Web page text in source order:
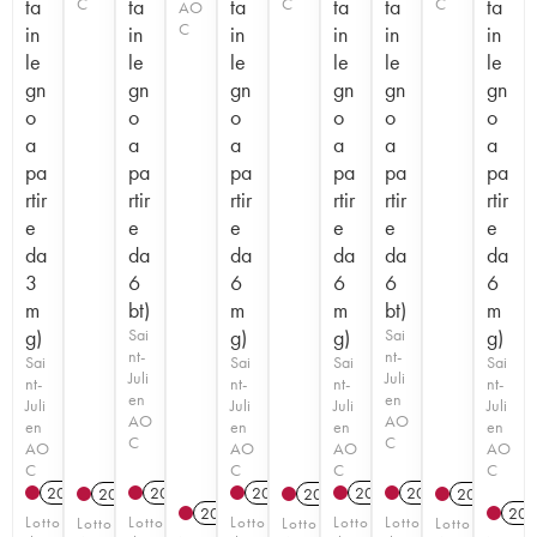
ta
in
le
gn
o
a
pa
rtir
e
da
3
m
g)
Sai
nt-
Juli
en
AO
C
2021 T
Lotto
2014 T
Lotto
ta
in
le
gn
o
a
pa
rtir
e
da
6
bt)
Sai
nt-
Juli
en
AO
C
2021
Lotto
AO
C
2021
ta
in
le
gn
o
a
pa
rtir
e
da
6
m
g)
Sai
nt-
Juli
en
AO
C
2022 T
Lotto
2014 T
Lotto
ta
in
le
gn
o
a
pa
rtir
e
da
6
m
g)
Sai
nt-
Juli
en
AO
C
2020 T
Lotto
ta
in
le
gn
o
a
pa
rtir
e
da
6
bt)
Sai
nt-
Juli
en
AO
C
2019 T
Lotto
2014
Lotto
ta
in
le
gn
o
a
pa
rtir
e
da
6
m
g)
Sai
nt-
Juli
en
AO
C